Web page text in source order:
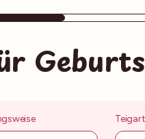
Teigart